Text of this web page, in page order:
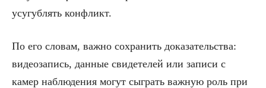
усугублять конфликт.
По его словам, важно сохранить доказательства:
видеозапись, данные свидетелей или записи с
камер наблюдения могут сыграть важную роль при